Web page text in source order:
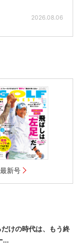
2026.08.06
新号
だけの時代は、もう終
...